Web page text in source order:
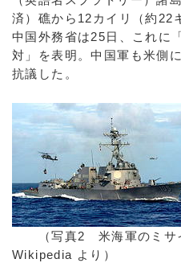
済）礁から12カイリ（約22
中国外務省は25日、これに
対」を表明。中国軍も米側
抗議した。
（写真2 米海軍のミサイ
Wikipedia より）